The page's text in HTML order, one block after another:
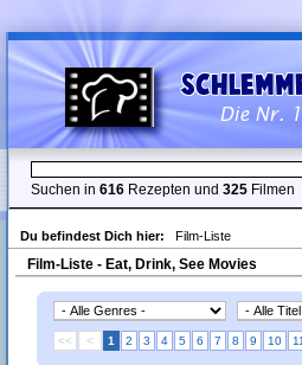
Suchen in 616 Rezepten und 325 Filmen
Du befindest Dich hier: Film-Liste
Film-Liste - Eat, Drink, See Movies
<< < 1 2 3 4 5 6 7 8 9 10 11